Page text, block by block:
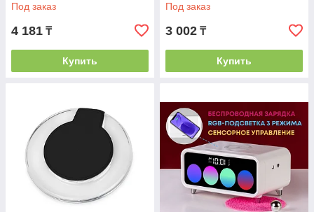
Под заказ
4 181 ₸
Купить
Под заказ
3 002 ₸
Купить